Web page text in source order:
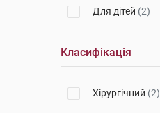
Для дітей (2)
Класифікація
Хірургічний (2)